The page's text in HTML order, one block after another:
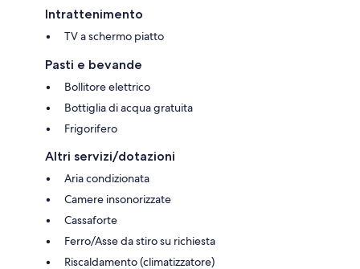
Intrattenimento
TV a schermo piatto
Pasti e bevande
Bollitore elettrico
Bottiglia di acqua gratuita
Frigorifero
Altri servizi/dotazioni
Aria condizionata
Camere insonorizzate
Cassaforte
Ferro/Asse da stiro su richiesta
Riscaldamento (climatizzatore)